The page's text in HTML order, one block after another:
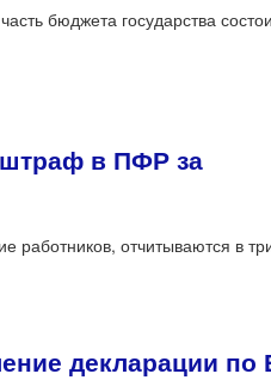
бюджета государства
штраф в ПФР за
отчитываются в
декларации